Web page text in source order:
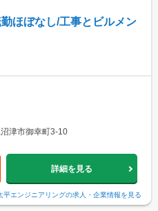
ほぼなし/工事とビルメン
津市御幸町3-10
詳細を見る
平エンジニアリングの求人・企業情報を見る